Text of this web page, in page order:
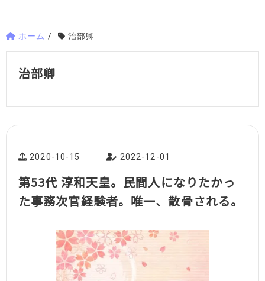
ホーム / 治部卿
治部卿
2020-10-15 2022-12-01
第53代 淳和天皇。民間人になりたかっ
た事務次官経験者。唯一、散骨される。